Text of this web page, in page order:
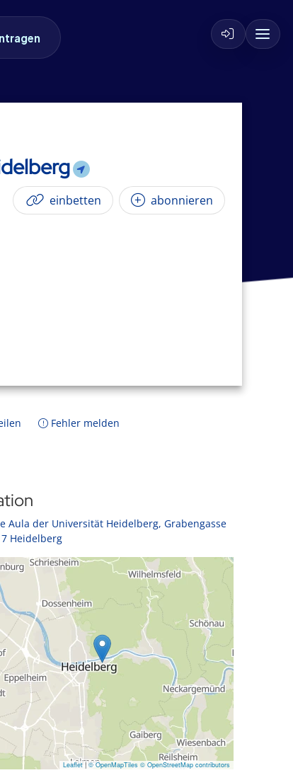
einbetten abonnieren
Fehler melden
Aula der Universität Heidelberg, Grabengasse
Heidelberg
Leaflet | © OpenMapTiles © OpenStreetMap contributors